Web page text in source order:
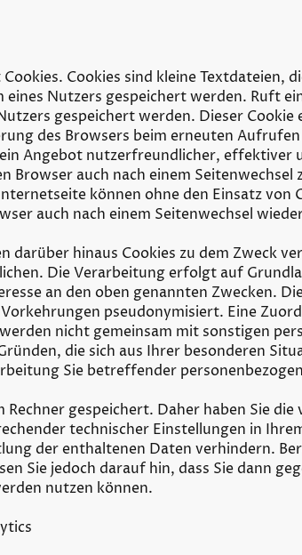
Cookies sind kleine
Nutzers gespeichert werden. Ruft
gespeichert werden. Dieser
des Browsers beim erneuten
Angebot nutzerfreundlicher, effektiver
Browser auch nach einem
können ohne den Einsatz von
auch nach einem Seitenwechsel
darüber hinaus Cookies zu dem Zweck
Die Verarbeitung erfolgt auf
an den oben genannten Zwecken.
pseudonymisiert. Eine
nicht gemeinsam mit sonstigen
die sich aus Ihrer besonderen
Sie betreffender
Rechner gespeichert. Daher haben Sie
technischer Einstellungen in
der enthaltenen Daten verhindern.
Sie jedoch darauf hin, dass Sie dann
nutzen können.